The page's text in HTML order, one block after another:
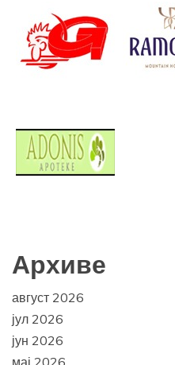
Архиве
август 2026
јул 2026
јун 2026